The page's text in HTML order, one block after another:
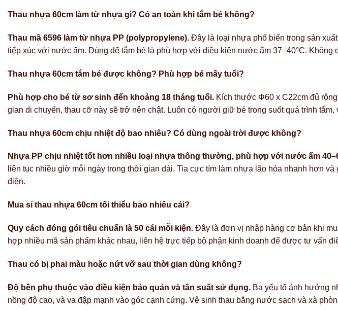
Thau nhựa 60cm làm từ nhựa gì? Có an toàn khi tắm bé không?
Thau mã 6596 làm từ nhựa PP (polypropylene). Đây là loại nhựa phổ biến trong sản
tiếp xúc với nước ấm. Dùng để tắm bé là phù hợp với điều kiện nước ấm 37–40°C. Không
Thau nhựa 60cm tắm bé được không? Phù hợp bé mấy tuổi?
Phù hợp cho bé từ sơ sinh đến khoảng 18 tháng tuổi. Kích thước Φ60 x C22cm đủ
gian di chuyển, thau cỡ này sẽ trở nên chật. Luôn có người giữ bé trong suốt quá trình
Thau nhựa 60cm chịu nhiệt độ bao nhiêu? Có dùng ngoài trời được không?
Nhựa PP chịu nhiệt tốt hơn nhiều loại nhựa thông thường, phù hợp với nước ấm
liên tục nhiều giờ mỗi ngày trong thời gian dài. Tia cực tím làm nhựa lão hóa nhanh hơn
điện.
Mua sỉ thau nhựa 60cm tối thiểu bao nhiêu cái?
Quy cách đóng gói tiêu chuẩn là 50 cái mỗi kiện. Đây là đơn vị nhập hàng cơ bản khi
hợp nhiều mã sản phẩm khác nhau, liên hệ trực tiếp bộ phận kinh doanh để được tư vấn
Thau có bị phai màu hoặc nứt vỡ sau thời gian dùng không?
Độ bền phụ thuộc vào điều kiện bảo quản và tần suất sử dụng. Ba yếu tố ảnh hưởng
nồng độ cao, và va đập mạnh vào góc cạnh cứng. Vệ sinh thau bằng nước sạch và xà